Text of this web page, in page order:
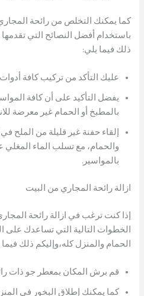
كما يمكنك التخلص من رائحة
باستخدام أفضل النصائح التي
ذلك فيما يلي:
عليك التأكد من تركيب كافة
يفضل التأكيد على أن كافة
بالمطبخ أو الحمام غير معرضة
إلقاء حفنة غير قليلة من الملح
والحمام، مع تسلب الماء
بالمواسير.
ازالة رائحة المجاري من البيت
إذا كنت ترغب في ازالة رائحة
الخطوات التالية التي تساعدك
الحمام والمنزل كله،وإليكم ذلك
قم برش المكان بمعطر جو ذات
كما يمكنك إطلاق البخور في